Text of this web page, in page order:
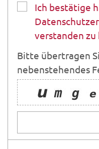
Ich bestätige
verstanden zu
Bitte übertragen
nebenstehendes